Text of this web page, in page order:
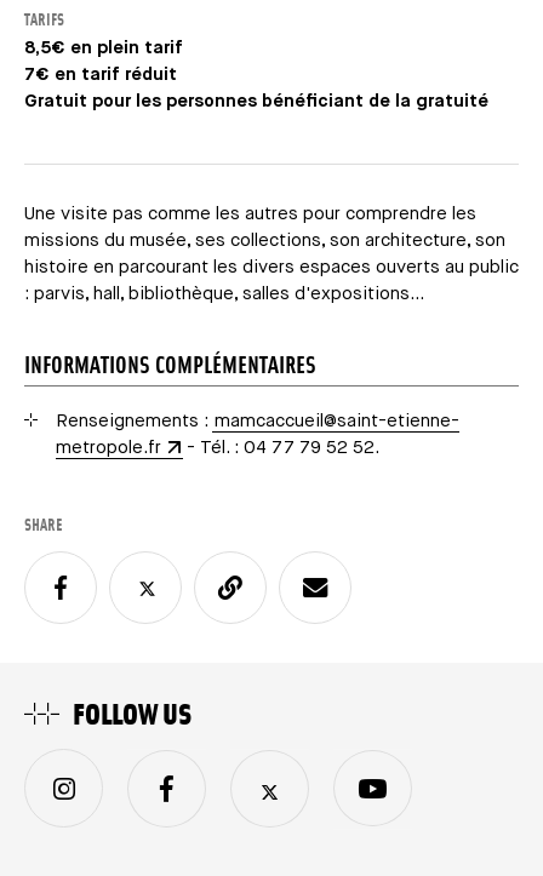
TARIFS
8,5€ en plein tarif
7€ en tarif réduit
Gratuit pour les personnes bénéficiant de la gratuité
Une visite pas comme les autres pour comprendre les
missions du musée, ses collections, son architecture, son
histoire en parcourant les divers espaces ouverts au public
: parvis, hall, bibliothèque, salles d'expositions...
INFORMATIONS COMPLÉMENTAIRES
Renseignements : mamcaccueil@saint-etienne-
metropole.fr
- Tél. : 04 77 79 52 52.
SHARE
FOLLOW US